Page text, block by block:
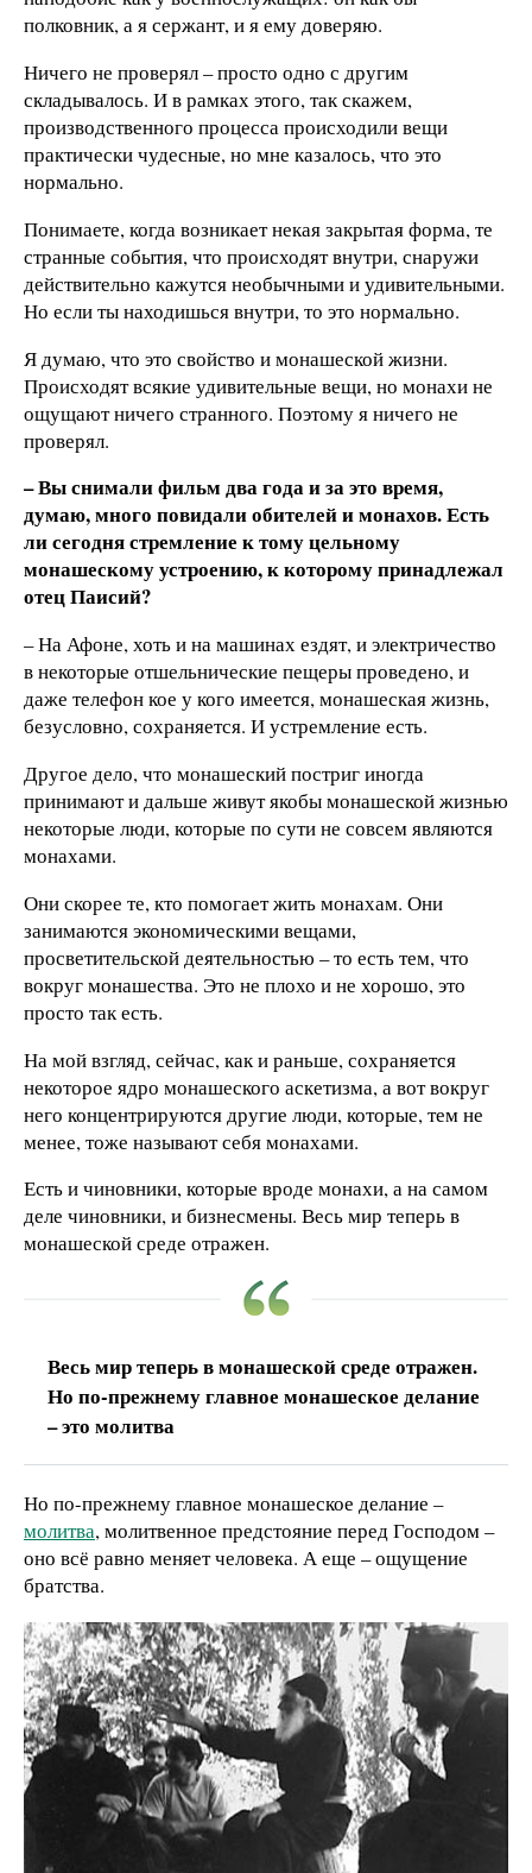
полковник, а я сержант, и я ему доверяю.
Ничего не проверял – просто одно с другим
складывалось. И в рамках этого, так скажем,
производственного процесса происходили вещи
практически чудесные, но мне казалось, что это
нормально.
Понимаете, когда возникает некая закрытая форма, те
странные события, что происходят внутри, снаружи
действительно кажутся необычными и удивительными.
Но если ты находишься внутри, то это нормально.
Я думаю, что это свойство и монашеской жизни.
Происходят всякие удивительные вещи, но монахи не
ощущают ничего странного. Поэтому я ничего не
проверял.
– Вы снимали фильм два года и за это время,
думаю, много повидали обителей и монахов. Есть
ли сегодня стремление к тому цельному
монашескому устроению, к которому принадлежал
отец Паисий?
– На Афоне, хоть и на машинах ездят, и электричество
в некоторые отшельнические пещеры проведено, и
даже телефон кое у кого имеется, монашеская жизнь,
безусловно, сохраняется. И устремление есть.
Другое дело, что монашеский постриг иногда
принимают и дальше живут якобы монашеской жизнью
некоторые люди, которые по сути не совсем являются
монахами.
Они скорее те, кто помогает жить монахам. Они
занимаются экономическими вещами,
просветительской деятельностью – то есть тем, что
вокруг монашества. Это не плохо и не хорошо, это
просто так есть.
На мой взгляд, сейчас, как и раньше, сохраняется
некоторое ядро монашеского аскетизма, а вот вокруг
него концентрируются другие люди, которые, тем не
менее, тоже называют себя монахами.
Есть и чиновники, которые вроде монахи, а на самом
деле чиновники, и бизнесмены. Весь мир теперь в
монашеской среде отражен.
Весь мир теперь в монашеской среде отражен.
Но по-прежнему главное монашеское делание
– это молитва
Но по-прежнему главное монашеское делание –
молитва, молитвенное предстояние перед Господом –
оно всё равно меняет человека. А еще – ощущение
братства.